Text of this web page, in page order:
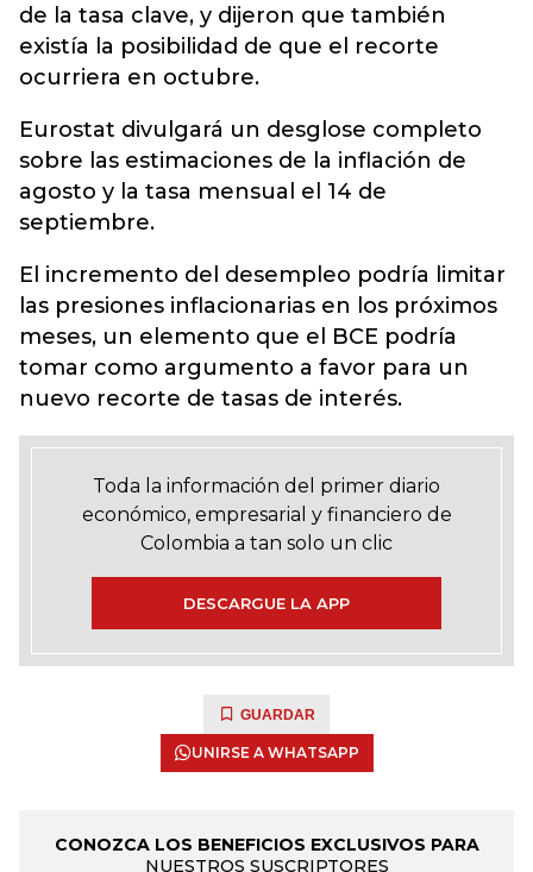
de la tasa clave, y dijeron que también
existía la posibilidad de que el recorte
ocurriera en octubre.
Eurostat divulgará un desglose completo
sobre las estimaciones de la inflación de
agosto y la tasa mensual el 14 de
septiembre.
El incremento del desempleo podría limitar
las presiones inflacionarias en los próximos
meses, un elemento que el BCE podría
tomar como argumento a favor para un
nuevo recorte de tasas de interés.
Toda la información del primer diario
económico, empresarial y financiero de
Colombia a tan solo un clic
DESCARGUE LA APP
GUARDAR
UNIRSE A WHATSAPP
CONOZCA LOS BENEFICIOS EXCLUSIVOS PARA
NUESTROS SUSCRIPTORES